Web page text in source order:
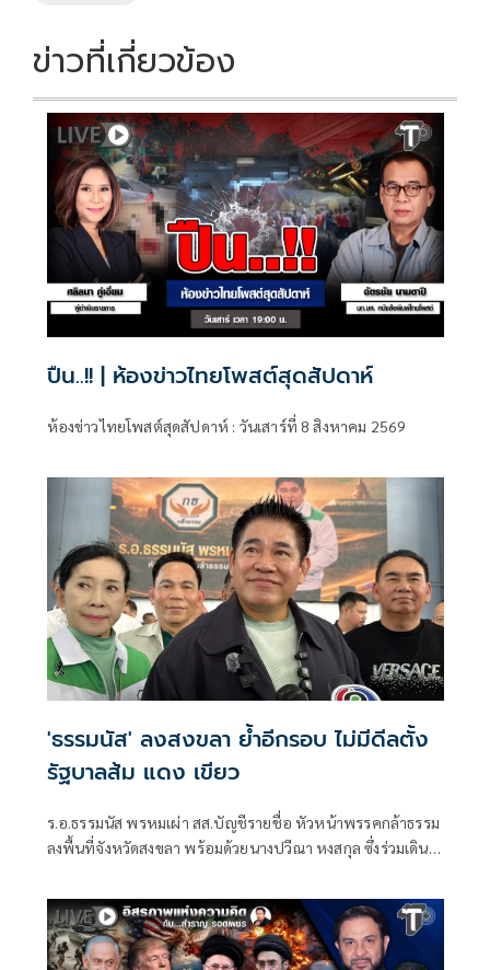
ข่าวที่เกี่ยวข้อง
ปืน..!! | ห้องข่าวไทยโพสต์สุดสัปดาห์
ห้องข่าวไทยโพสต์สุดสัปดาห์ : วันเสาร์ที่ 8 สิงหาคม 2569
'ธรรมนัส' ลงสงขลา ย้ำอีกรอบ ไม่มีดีลตั้ง
รัฐบาลส้ม แดง เขียว
ร.อ.ธรรมนัส พรหมเผ่า สส.บัญชีรายชื่อ หัวหน้าพรรคกล้าธรรม
ลงพื้นที่จังหวัดสงขลา พร้อมด้วยนางปวีณา หงสกุล ซึ่งร่วมเดิน
ณ ที่ทำการนายเดชอิศม์ โดยมีการประชุมหารือแนวทางการ
ทำงานและขับเคลื่อนนโยบายในพื้นที่ ก่อนเดินทางต่อไปยัง
จังหวัดพัทลุง